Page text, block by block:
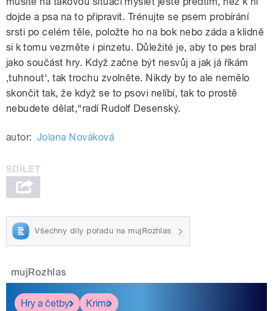
dojde a psa na to připravit. Trénujte se psem probírání
srsti po celém těle, položte ho na bok nebo záda a klidně
si k tomu vezměte i pinzetu. Důležité je, aby to pes bral
jako součást hry. Když začne být nesvůj a jak já říkám
‚tuhnout‘, tak trochu zvolněte. Nikdy by to ale nemělo
skončit tak, že když se to psovi nelíbí, tak to prostě
nebudete dělat,“radí Rudolf Desenský.
autor: Jolana Nováková
Všechny díly pořadu na mujRozhlas
mujRozhlas
Hry a četby
Krimi